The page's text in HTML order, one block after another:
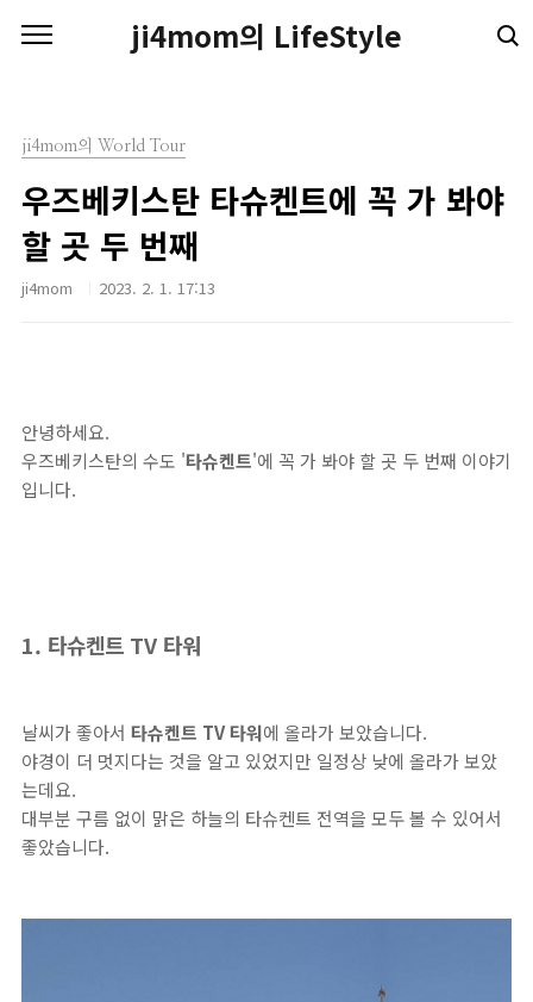
ji4mom의 LifeStyle
ji4mom의 World Tour
우즈베키스탄 타슈켄트에 꼭 가 봐야
할 곳 두 번째
ji4mom 2023. 2. 1. 17:13
안녕하세요.
우즈베키스탄의 수도 '타슈켄트'에 꼭 가 봐야 할 곳 두 번째 이야기
입니다.
1. 타슈켄트 TV 타워
날씨가 좋아서 타슈켄트 TV 타워에 올라가 보았습니다.
야경이 더 멋지다는 것을 알고 있었지만 일정상 낮에 올라가 보았
는데요.
대부분 구름 없이 맑은 하늘의 타슈켄트 전역을 모두 볼 수 있어서
좋았습니다.